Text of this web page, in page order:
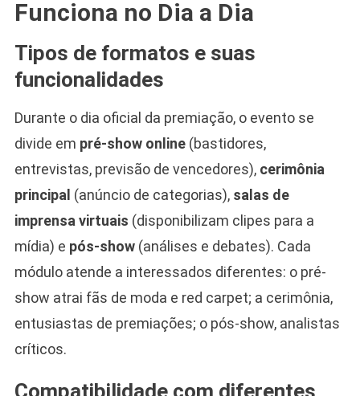
Funciona no Dia a Dia
Tipos de formatos e suas
funcionalidades
Durante o dia oficial da premiação, o evento se
divide em pré-show online(bastidores,
entrevistas, previsão de vencedores), cerimônia
principal (anúncio de categorias), salas de
imprensa virtuais (disponibilizam clipes para a
mídia) e pós-show(análises e debates). Cada
módulo atende a interessados diferentes: o pré-
show atrai fãs de moda e red carpet; a cerimônia,
entusiastas de premiações; o pós-show, analistas
críticos.
Compatibilidade com diferentes